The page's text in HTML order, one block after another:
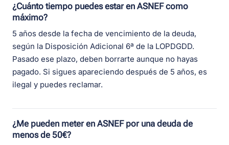
¿Cuánto tiempo puedes estar en ASNEF como
máximo?
5 años desde la fecha de vencimiento de la deuda,
según la Disposición Adicional 6ª de la LOPDGDD.
Pasado ese plazo, deben borrarte aunque no hayas
pagado. Si sigues apareciendo después de 5 años, es
ilegal y puedes reclamar.
¿Me pueden meter en ASNEF por una deuda de
menos de 50€?